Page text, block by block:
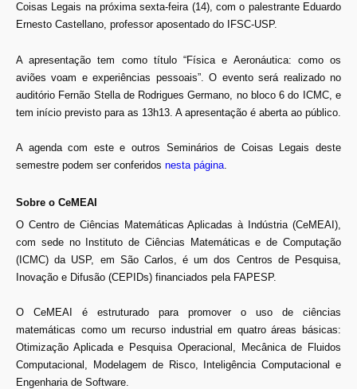
Coisas Legais na próxima sexta-feira (14), com o palestrante Eduardo
Ernesto Castellano, professor aposentado do IFSC-USP.
A apresentação tem como título “Física e Aeronáutica: como os
aviões voam e experiências pessoais”. O evento será realizado no
auditório Fernão Stella de Rodrigues Germano, no bloco 6 do ICMC, e
tem início previsto para as 13h13. A apresentação é aberta ao público.
A agenda com este e outros Seminários de Coisas Legais deste
semestre podem ser conferidos nesta página.
Sobre o CeMEAI
O Centro de Ciências Matemáticas Aplicadas à Indústria (CeMEAI),
com sede no Instituto de Ciências Matemáticas e de Computação
(ICMC) da USP, em São Carlos, é um dos Centros de Pesquisa,
Inovação e Difusão (CEPIDs) financiados pela FAPESP.
O CeMEAI é estruturado para promover o uso de ciências
matemáticas como um recurso industrial em quatro áreas básicas:
Otimização Aplicada e Pesquisa Operacional, Mecânica de Fluidos
Computacional, Modelagem de Risco, Inteligência Computacional e
Engenharia de Software.